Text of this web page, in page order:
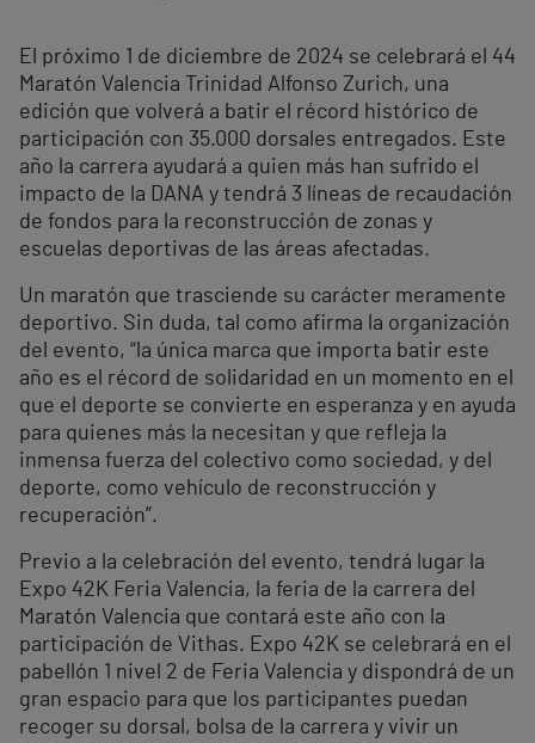
El próximo 1 de diciembre de 2024 se celebrará el 44
Maratón Valencia Trinidad Alfonso Zurich, una
edición que volverá a batir el récord histórico de
participación con 35.000 dorsales entregados. Este
año la carrera ayudará a quien más han sufrido el
impacto de la DANA y tendrá 3 líneas de recaudación
de fondos para la reconstrucción de zonas y
escuelas deportivas de las áreas afectadas.
Un maratón que trasciende su carácter meramente
deportivo. Sin duda, tal como afirma la organización
del evento, “la única marca que importa batir este
año es el récord de solidaridad en un momento en el
que el deporte se convierte en esperanza y en ayuda
para quienes más la necesitan y que refleja la
inmensa fuerza del colectivo como sociedad, y del
deporte, como vehículo de reconstrucción y
recuperación”.
Previo a la celebración del evento, tendrá lugar la
Expo 42K Feria Valencia, la feria de la carrera del
Maratón Valencia que contará este año con la
participación de Vithas. Expo 42K se celebrará en el
pabellón 1 nivel 2 de Feria Valencia y dispondrá de un
gran espacio para que los participantes puedan
recoger su dorsal, bolsa de la carrera y vivir un